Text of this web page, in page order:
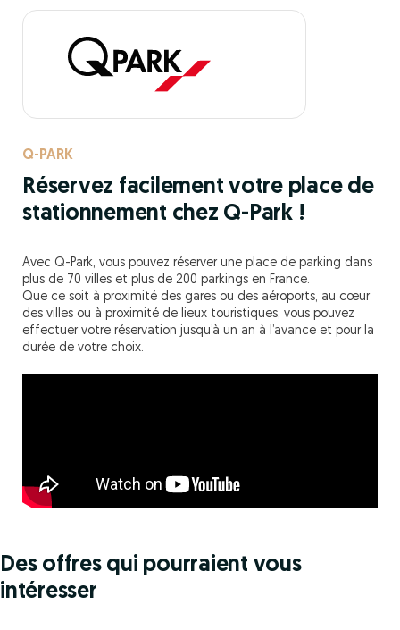
Q-PARK
Réservez facilement votre place de
stationnement chez Q-Park !
Avec Q-Park, vous pouvez réserver une place de parking dans
plus de 70 villes et plus de 200 parkings en France.
Que ce soit à proximité des gares ou des aéroports, au cœur
des villes ou à proximité de lieux touristiques, vous pouvez
effectuer votre réservation jusqu’à un an à l’avance et pour la
durée de votre choix.
Des offres qui pourraient vous
intéresser